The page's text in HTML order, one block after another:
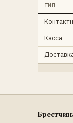
ТИП
Касса